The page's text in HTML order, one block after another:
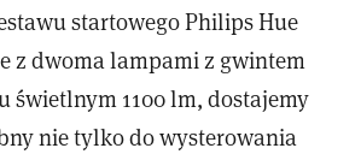
startowego Philips Hue
z dwoma lampami z gwintem
świetlnym 1100 lm, dostajemy
nie tylko do wysterowania